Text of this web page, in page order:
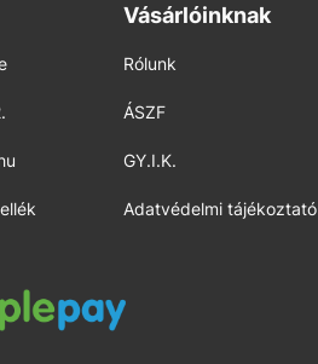
Vásárlóinknak
Rólunk
ÁSZF
GY.I.K.
Adatvédelmi tájékoztató